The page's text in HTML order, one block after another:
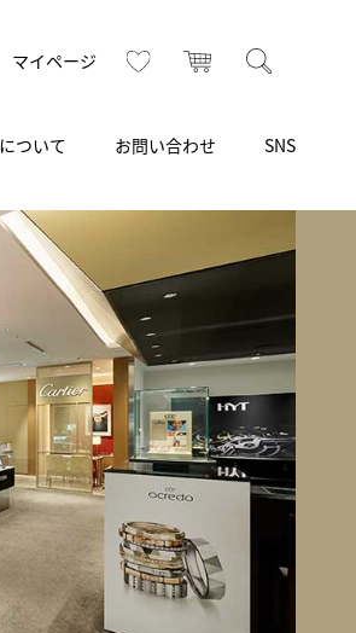
マイページ お気に入りカート
Son
（札幌）
ング ブティック 銀座
新宿
ついて お問い合わせ SNS